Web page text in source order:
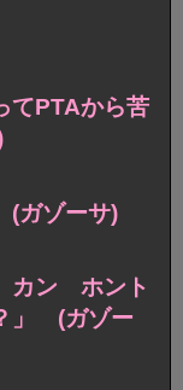
てPTAから苦
(ガゾーサ)
カン ホント
」 (ガゾー